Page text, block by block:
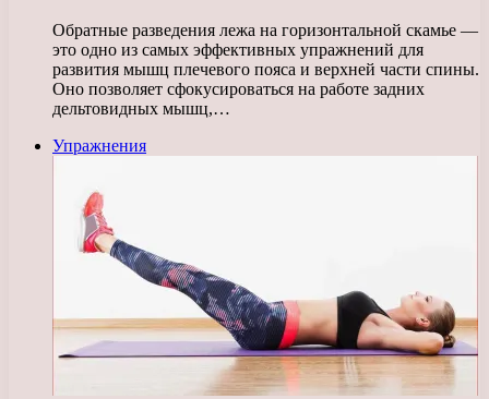
Обратные разведения лежа на горизонтальной скамье —
это одно из самых эффективных упражнений для
развития мышц плечевого пояса и верхней части спины.
Оно позволяет сфокусироваться на работе задних
дельтовидных мышц,…
Упражнения